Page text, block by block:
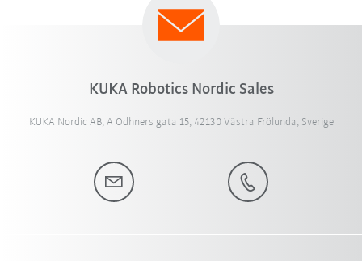
KUKA Robotics Nordic Sales
KUKA Nordic AB, A Odhners gata 15, 42130 Västra Frölunda, Sverige